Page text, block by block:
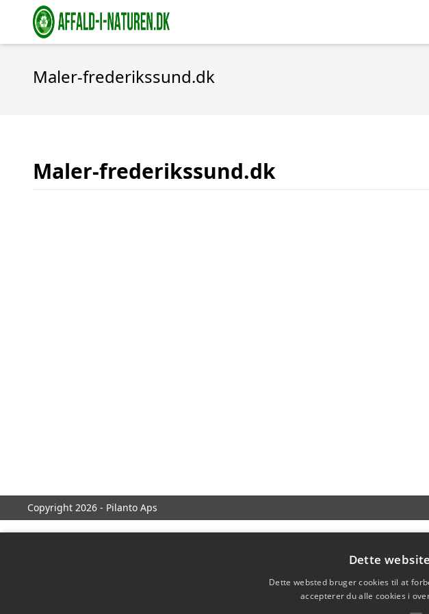
Maler-frederikssund.dk
Maler-frederikssund.dk
Copyright 2026 - Pilanto Aps
Dette
Dette websted bruger cookies til at
accepterer du alle cookies i